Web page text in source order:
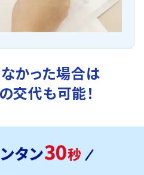
かった場合は
交代も可能！